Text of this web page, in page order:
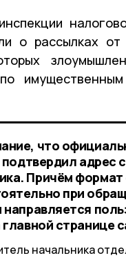
о рассылках
что
подтвердил адрес
Причём
при
странице
начальника